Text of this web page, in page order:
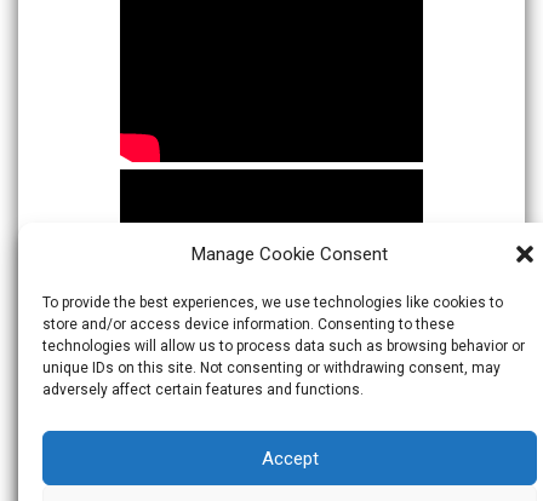
Manage Cookie Consent
To provide the best experiences, we use technologies like cookies to
store and/or access device information. Consenting to these
technologies will allow us to process data such as browsing behavior or
unique IDs on this site. Not consenting or withdrawing consent, may
adversely affect certain features and functions.
Accept